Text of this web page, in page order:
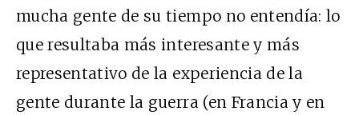
mucha gente de su tiempo no entendía: lo
que resultaba más interesante y más
representativo de la experiencia de la
gente durante la guerra (en Francia y en